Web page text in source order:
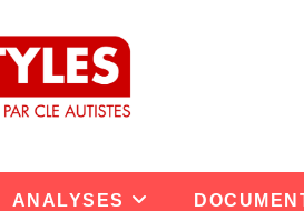
ANALYSES